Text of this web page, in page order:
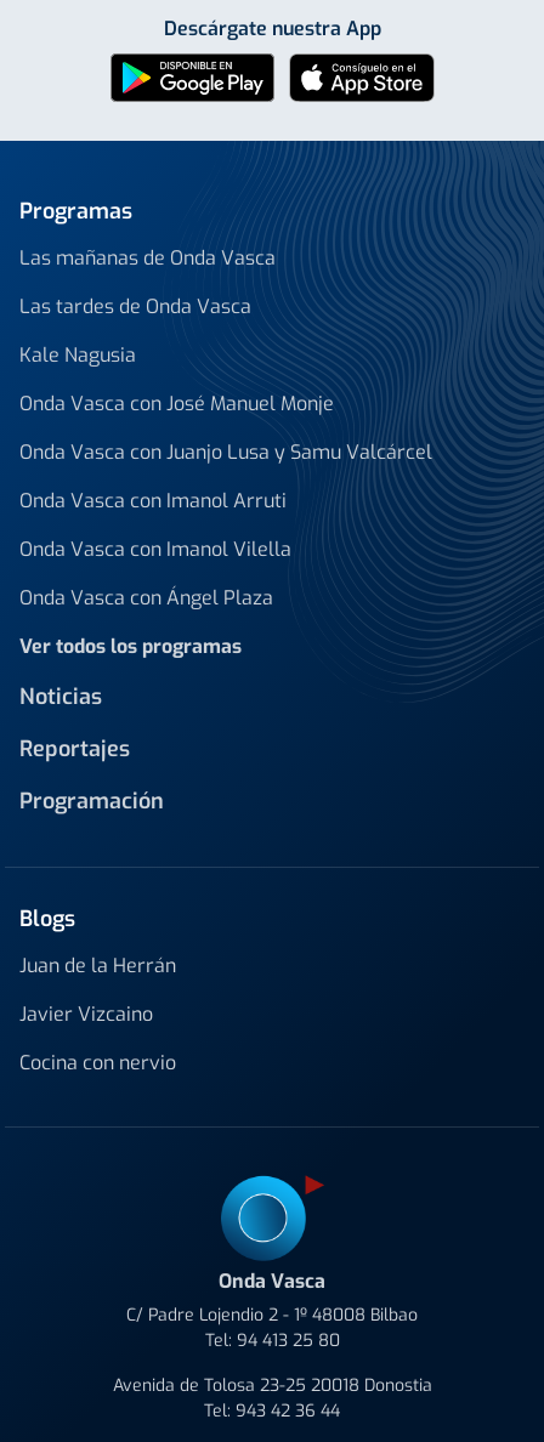
Descárgate nuestra App
Programas
Las mañanas de Onda Vasca
Las tardes de Onda Vasca
Kale Nagusia
Onda Vasca con José Manuel Monje
Onda Vasca con Juanjo Lusa y Samu Valcárcel
Onda Vasca con Imanol Arruti
Onda Vasca con Imanol Vilella
Onda Vasca con Ángel Plaza
Ver todos los programas
Noticias
Reportajes
Programación
Blogs
Juan de la Herrán
Javier Vizcaino
Cocina con nervio
Onda Vasca
C/ Padre Lojendio 2 - 1º 48008 Bilbao
Tel: 94 413 25 80
Avenida de Tolosa 23-25 20018 Donostia
Tel: 943 42 36 44